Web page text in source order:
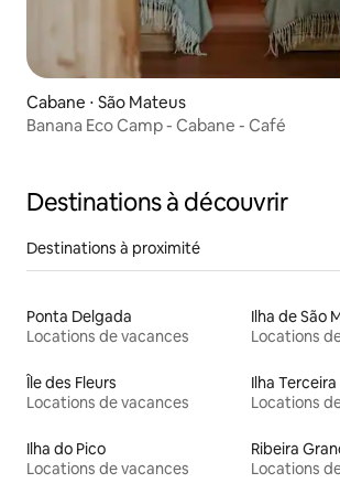
Cabane ⋅ São Mateus
Banana Eco Camp - Cabane - Café
Destinations à découvrir
Destinations à proximité
Ponta Delgada
Locations de vacances
Ilha de São
Locations
Île des Fleurs
Locations de vacances
Ilha Terceira
Locations
Ilha do Pico
Locations de vacances
Ribeira
Locations